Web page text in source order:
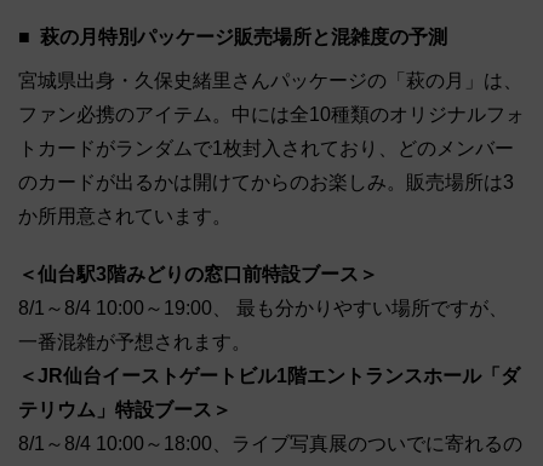
萩の月特別パッケージ販売場所と混雑度の予測
宮城県出身・久保史緒里さんパッケージの「萩の月」は、
ファン必携のアイテム。中には全10種類のオリジナルフォ
トカードがランダムで1枚封入されており、どのメンバー
のカードが出るかは開けてからのお楽しみ。販売場所は3
か所用意されています。
＜仙台駅3階みどりの窓口前特設ブース＞
8/1～8/4 10:00～19:00、 最も分かりやすい場所ですが、
一番混雑が予想されます。
＜JR仙台イーストゲートビル1階エントランスホール「ダ
テリウム」特設ブース＞
8/1～8/4 10:00～18:00、ライブ写真展のついでに寄れるの